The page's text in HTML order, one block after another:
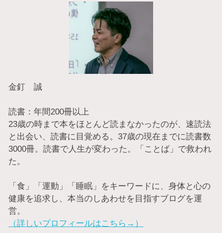
金釘 誠
読書：年間200冊以上
23歳の時まで本をほとんど読まなかったのが、速読法
と出会い、読書に目覚める。37歳の現在までに読書数
3000冊。読書で人生が変わった。「ことば」で救われ
た。
「食」「運動」「睡眠」をキーワードに、身体と心の
健康を追求し、本当のしあわせを目指すブログを運
営。
（詳しいプロフィールはこちら→）